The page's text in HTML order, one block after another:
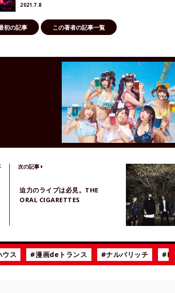
2021.7.8
初の記事 この著者の記事一覧
迫力のライブは必見。THE
ORAL CIGARETTES
次の記事
ウス #漫画deトランス #ナルバリッチ